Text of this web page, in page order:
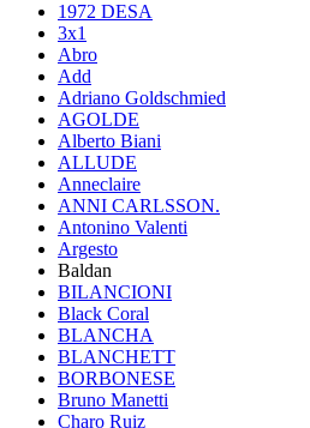
1972 DESA
3x1
Abro
Add
Adriano Goldschmied
AGOLDE
Alberto Biani
ALLUDE
Anneclaire
ANNI CARLSSON.
Antonino Valenti
Argesto
Baldan
BILANCIONI
Black Coral
BLANCHA
BLANCHETT
BORBONESE
Bruno Manetti
Charo Ruiz